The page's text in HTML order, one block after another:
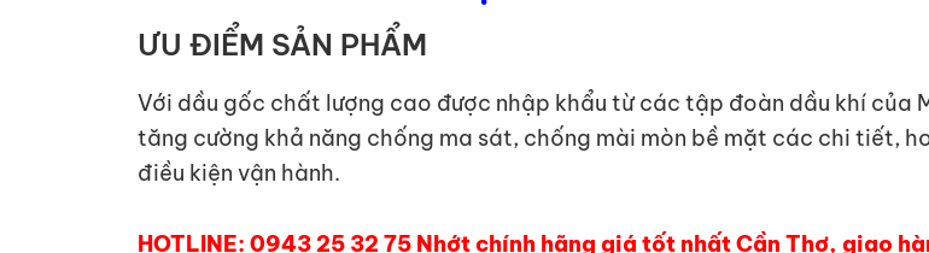
ƯU ĐIỂM SẢN PHẨM
Với dầu gốc chất lượng cao được nhập khẩu từ các tập đoàn dầu khí của
tăng cường khả năng chống ma sát, chống mài mòn bề mặt các chi tiết,
điều kiện vận hành.
HOTLINE: 0943 25 32 75 Nhớt chính hãng giá tốt nhất Cần Thơ, giao